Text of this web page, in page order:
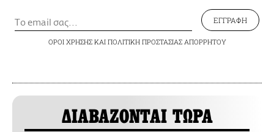
ΕΓΓΡΑΦΗ
ΟΡΟΙ ΧΡΗΣΗΣΚΑΙ ΠΟΛΙΤΙΚΗ ΠΡΟΣΤΑΣΙΑΣ ΑΠΟΡΡΗΤΟΥ
ΔΙΑΒΑΖΟΝΤΑΙ ΤΩΡΑ